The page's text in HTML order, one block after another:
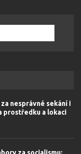
nesprávné sekání i
prostředku a lokaci
za socialismu: